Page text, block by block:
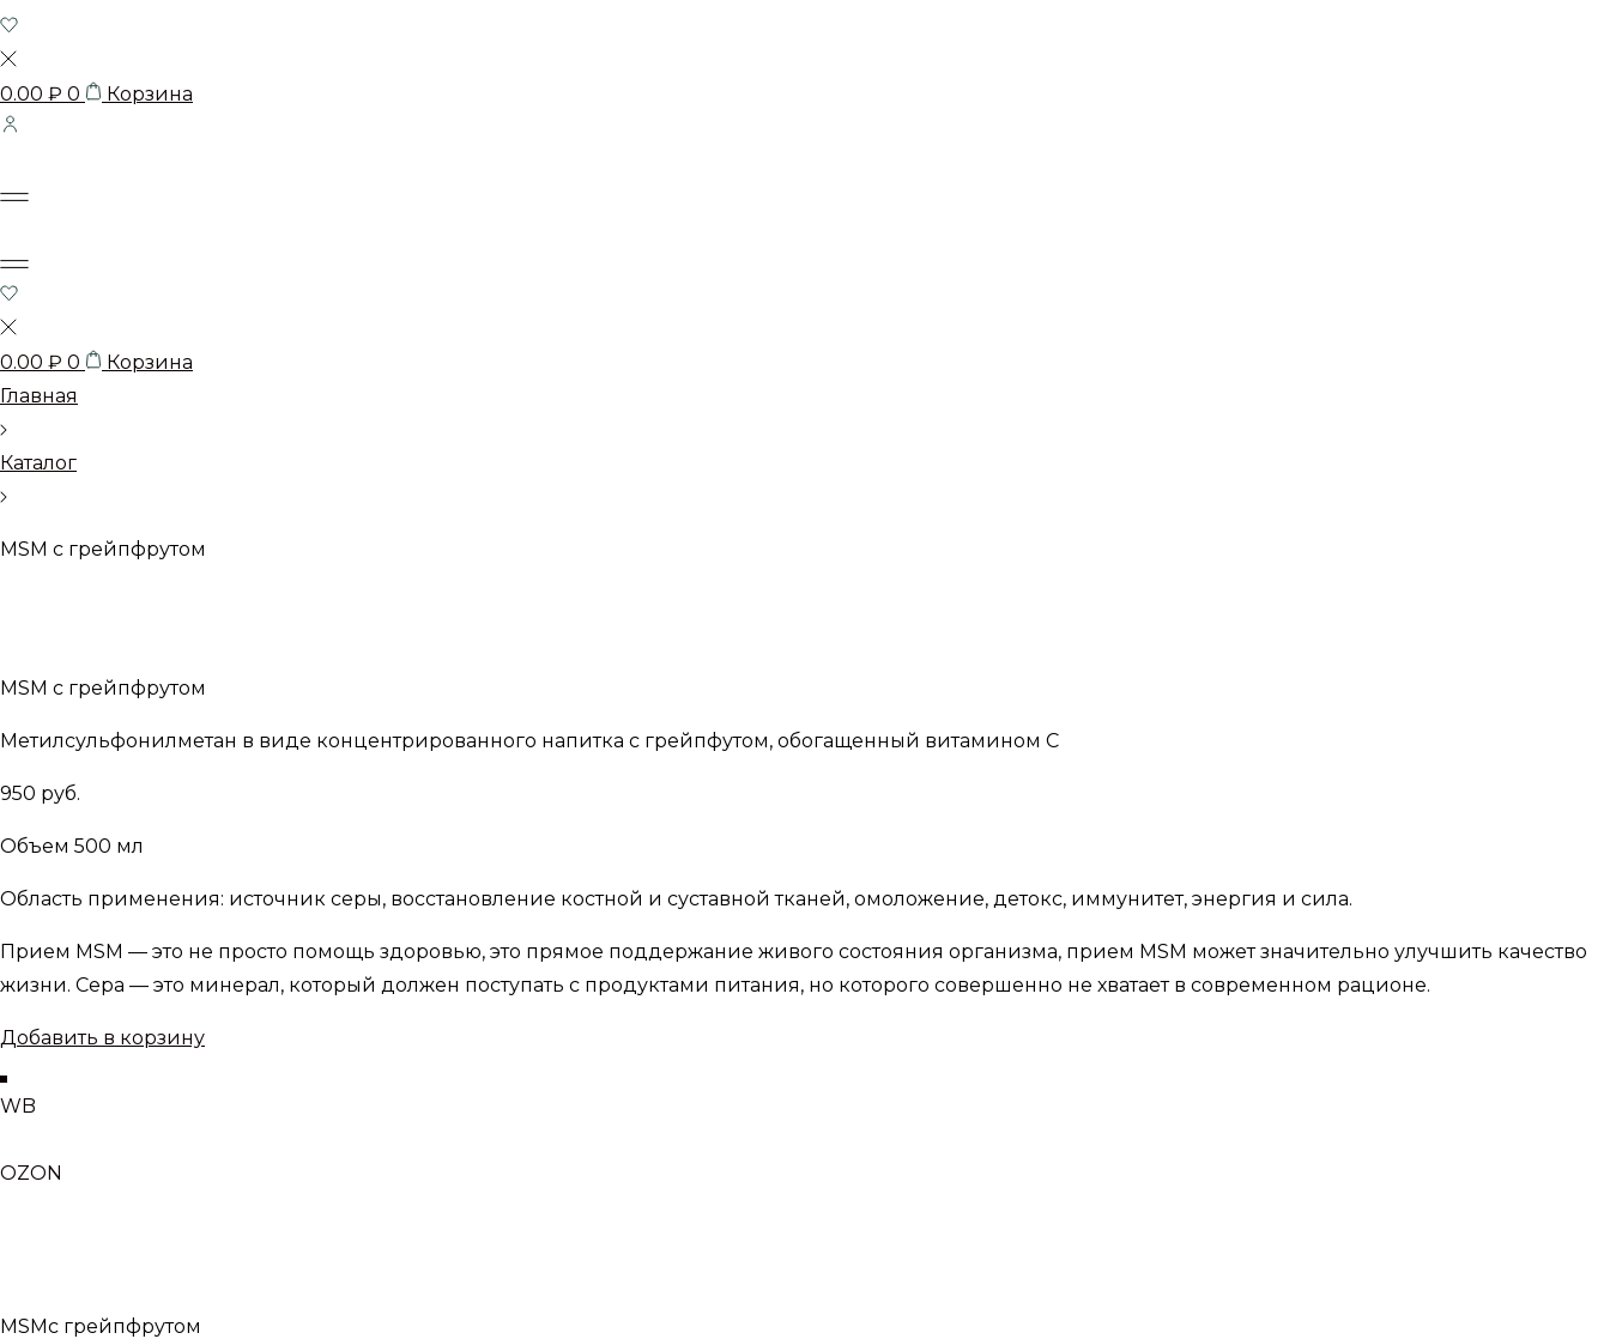
0.00 ₽ 0 Корзина
0.00 ₽ 0
Корзина
Главная
Каталог
MSM с грейпфрутом
MSM с грейпфрутом
Метилсульфонилметан в виде концентрированного напитка с грейпфутом, обогащенный витамином С
950 руб.
Объем 500 мл
Область применения: источник серы, восстановление костной и суставной тканей, омоложение, детокс, иммунитет, энергия и сила.
Прием MSM — это не просто помощь здоровью, это прямое поддержание живого состояния организма, прием MSM может значительно улучшить качество
жизни. Сера — это минерал, который должен поступать с продуктами питания, но которого совершенно не хватает в современном рационе.
Добавить в корзину
WB
OZON
MSMс грейпфрутом